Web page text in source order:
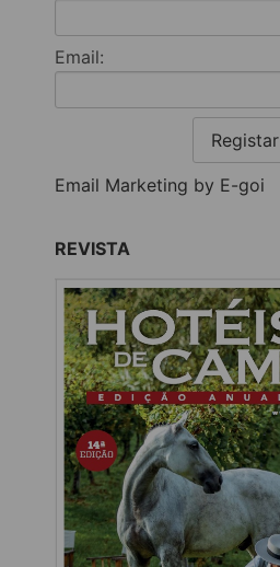
Email:
Registar
Email Marketing by E-goi
REVISTA